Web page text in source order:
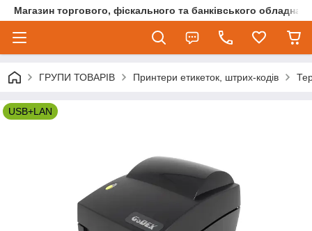
Магазин торгового, фіскального та банківського
ГРУПИ ТОВАРІВ Принтери етикеток, штрих-кодів
USB+LAN